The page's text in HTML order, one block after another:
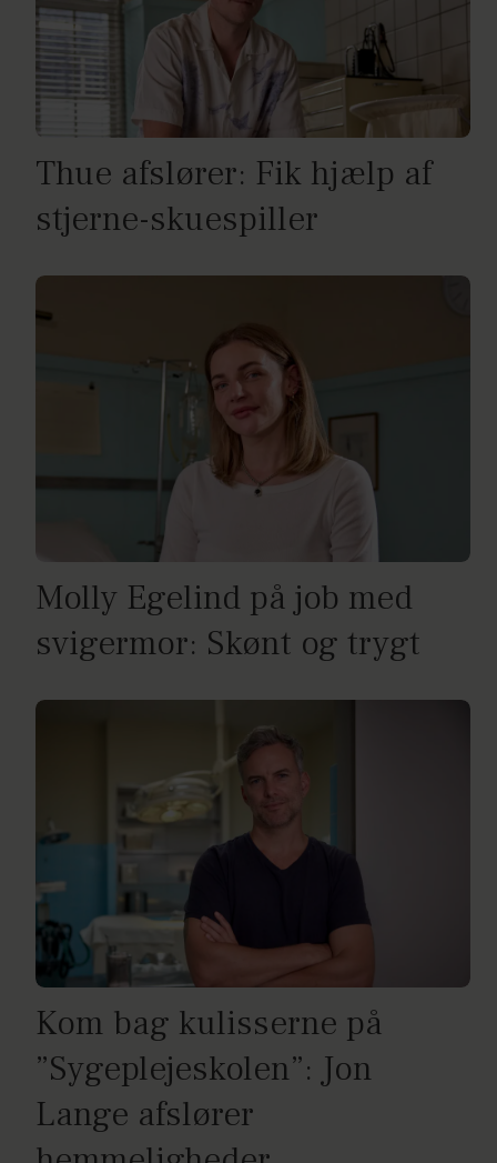
Thue afslører: Fik hjælp af
stjerne-skuespiller
Molly Egelind på job med
svigermor: Skønt og trygt
Kom bag kulisserne på
”Sygeplejeskolen”: Jon
Lange afslører